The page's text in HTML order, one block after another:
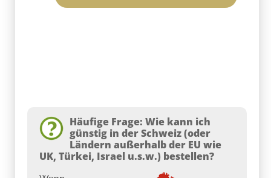
Häufige Frage: Wie kann ich
günstig in der Schweiz (oder
Ländern außerhalb der EU wie
UK, Türkei, Israel u.s.w.) bestellen?